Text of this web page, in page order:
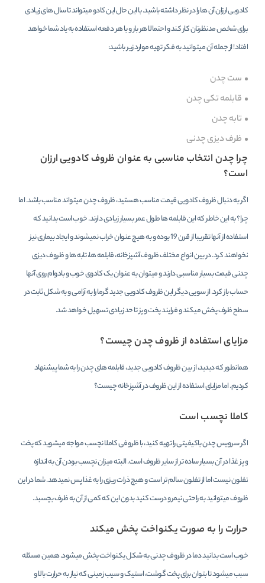
کادویی ارزان آن ها را در نظر داشته باشید. با این حال این کادو میتواند تا سال های زیادی
برای شخص مدنظرتان کار کند و احتمالا هر بار و با هر دفعه استفاده به یاد شما خواهد
افتاد! از جمله آن میتوانید به فکر تهیه موارد زیر باشید:
ست چدن
قابلمه تکی چدن
تابه چدن
ظرف دیزی چدنی
چرا چدن انتخاب مناسبی به عنوان ظروف کادویی ارزان
است؟
اگر به دنبال ظروف کادویی قیمت مناسب هستید، ظروف چدن میتواند مناسب باشد. اما
چرا؟ به این خاطر که این قابلمه ها طول عمر بسیار زیادی دارند. خوب است بدانید که
استفاده از آنها تقریبا از قرن 19 بوده و به هیچ عنوان خراب نمیشوند و ایجاد بیماری نیز
نخواهند کرد. در بین انواع مختلف ظروف آشپزخانه، قابلمه ها، تابه ها و ظروف دیزی
چدنی قیمت بسیار مناسبی دارند و میتوان به عنوان یک کادوی خوب و بادوام روی آنها
حساب باز کرد. از سویی دیگر این ظروف کادویی جدید گرما را به آرامی و به شکل ثابت در
سطح ظرف پخش میکند و فرایند پخت و پز تا حد زیادی تسهیل خواهد شد.
مزایای استفاده از ظروف چدن چیست؟
همانطور که دیدید، از بین ظروف کادویی جدید، قابلمه های چدن را به شما پیشنهاد
کردیم. اما مزایای استفاده از این ظروف در آشپزخانه چیست؟
کاملا نچسب است
اگر سرویس چدن باکیفیتی را تهیه کنید، با ظروفی کاملا نچسب مواجه میشوید که پخت
و پز غذا در آن بسیار ساده تر از سایر ظروف است. البته میزان نچسب بودن آن به اندازه
تفلون نیست اما از تفلون سالم تر است و هیچ ذرات ریزی را به غذا پس نمیدهد. شما در این
ظروف میتوانید به راحتی نیمرو درست کنید بدون این که کمی از آن به ظرف بچسبد.
حرارت را به صورت یکنواخت پخش میکند
خوب است بدانید دما در ظروف چدنی به شکل یکنواخت پخش میشود. همین مسئله
سبب میشود تا بتوان برای پخت گوشت، استیک و سیب زمینی که نیاز به حرارت بالا و